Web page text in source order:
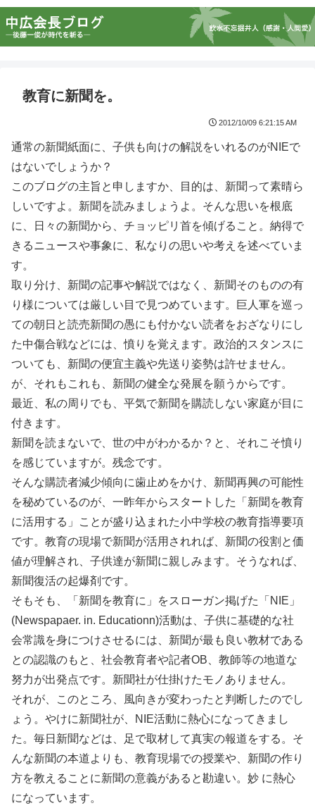
教育に新聞を。
2012/10/09 6:21:15 AM
通常の新聞紙面に、子供も向けの解説をいれるのがNIEで
はないでしょうか？
このブログの主旨と申しますか、目的は、新聞って素晴ら
しいですよ。新聞を読みましょうよ。そんな思いを根底
に、日々の新聞から、チョッピリ首を傾げること。納得で
きるニュースや事象に、私なりの思いや考えを述べていま
す。
取り分け、新聞の記事や解説ではなく、新聞そのものの有
り様については厳しい目で見つめています。巨人軍を巡っ
ての朝日と読売新聞の愚にも付かない読者をおざなりにし
た中傷合戦などには、憤りを覚えます。政治的スタンスに
ついても、新聞の便宜主義や先送り姿勢は許せません。
が、それもこれも、新聞の健全な発展を願うからです。
最近、私の周りでも、平気で新聞を購読しない家庭が目に
付きます。
新聞を読まないで、世の中がわかるか？と、それこそ憤り
を感じていますが。残念です。
そんな購読者減少傾向に歯止めをかけ、新聞再興の可能性
を秘めているのが、一昨年からスタートした「新聞を教育
に活用する」ことが盛り込まれた小中学校の教育指導要項
です。教育の現場で新聞が活用されれば、新聞の役割と価
値が理解され、子供達が新聞に親しみます。そうなれば、
新聞復活の起爆剤です。
そもそも、「新聞を教育に」をスローガン掲げた「NIE」
(Newspapaer. in. Educationn)活動は、子供に基礎的な社
会常識を身につけさせるには、新聞が最も良い教材である
との認識のもと、社会教育者や記者OB、教師等の地道な
努力が出発点です。新聞社が仕掛けたモノありません。
それが、このところ、風向きが変わったと判断したのでし
ょう。やけに新聞社が、NIE活動に熱心になってきまし
た。毎日新聞などは、足で取材して真実の報道をする。そ
んな新聞の本道よりも、教育現場での授業や、新聞の作り
方を教えることに新聞の意義があると勘違い。妙 に熱心
になっています。